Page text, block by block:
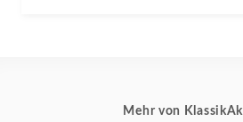
Mehr von